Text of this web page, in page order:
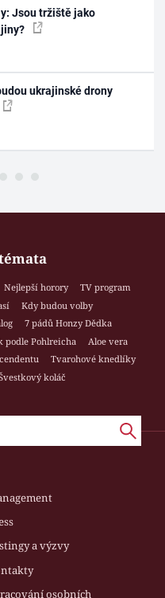
Jsou tržiště jako
ukrajinské drony
Nejlepší horory
TV program
Kdy budou volby
7 pádů Honzy Dědka
podle Pohlreicha
Aloe vera
Tvarohové knedlíky
koláč
a výzvy
osobních